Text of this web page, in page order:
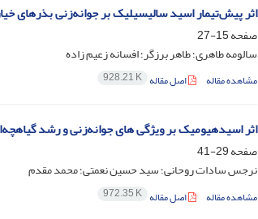
اثر پیش‌تیمار اسید سالیسیلیک بر جوانه‌زنی بذرهای
صفحه15-27
سالومه طاهری؛ طاهر برزگر؛ افسانه زعیم زاده
مشاهده مقاله اصل مقاله 928.21 K
اثر اسید‌هیومیک بر ویژگی های جوانه‌زنی و رشد
صفحه29-41
نرجس سادات روحانی؛ سید حسین نعمتی؛ محمد مقدم
مشاهده مقاله اصل مقاله 972.35 K